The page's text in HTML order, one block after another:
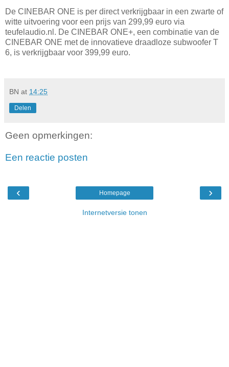
De CINEBAR ONE is per direct verkrijgbaar in een zwarte of
witte uitvoering voor een prijs van 299,99 euro via
teufelaudio.nl. De CINEBAR ONE+, een combinatie van de
CINEBAR ONE met de innovatieve draadloze subwoofer T
6, is verkrijgbaar voor 399,99 euro.
BN at 14:25
Delen
Geen opmerkingen:
Een reactie posten
‹ ›
Homepage
Internetversie tonen